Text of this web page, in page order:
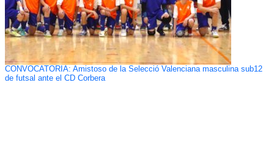
CONVOCATORIA: Amistoso de la Selecció Valenciana masculina sub12
de futsal ante el CD Corbera